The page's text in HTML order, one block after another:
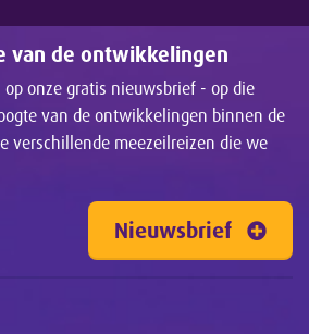
van de ontwikkelingen
onze gratis nieuwsbrief - op die
van de ontwikkelingen binnen de
verschillende meezeilreizen die we
Nieuwsbrief